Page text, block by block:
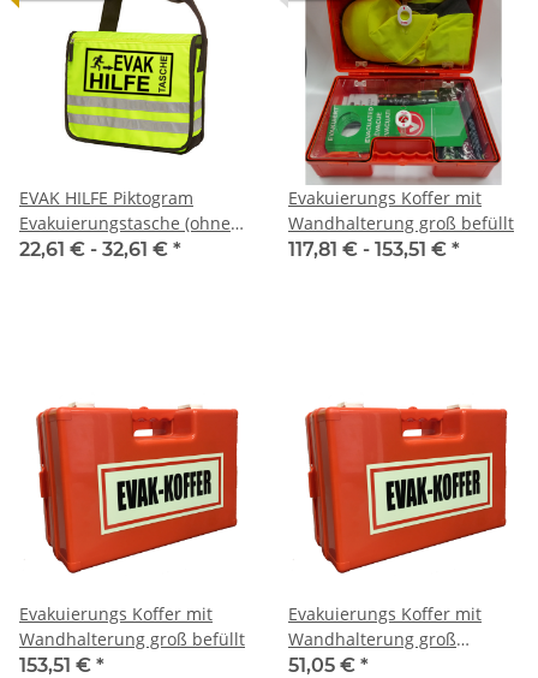
EVAK HILFE Piktogram
Evakuierungstasche (ohne
Inhalt)
22,61 € - 32,61 € *
Evakuierungs Koffer mit
Wandhalterung groß befüllt
117,81 € - 153,51 € *
Evakuierungs Koffer mit
Wandhalterung groß befüllt
153,51 € *
Evakuierungs Koffer mit
Wandhalterung groß
unbefüllt
51,05 € *